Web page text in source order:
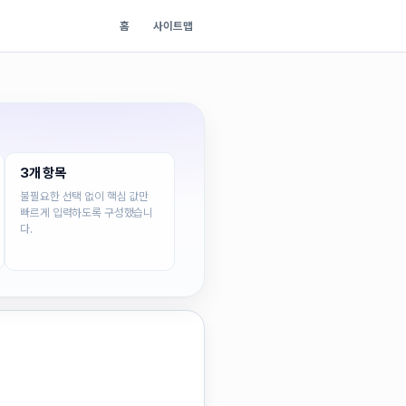
홈 사이트맵
3개 항목
불필요한 선택 없이 핵심 값만
빠르게 입력하도록 구성했습니
다.